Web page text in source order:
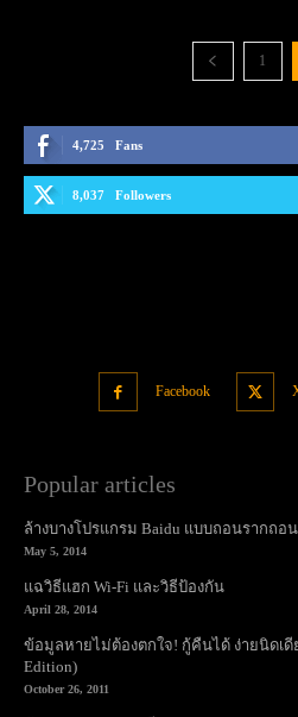
1
4,725 Fans
8,037 Followers
Facebook
Popular articles
ล้างบางโปรแกรม Baidu แบบถอนรากถอ
May 5, 2014
แฉวิธีแฮก Wi-Fi และวิธีป้องกัน
April 28, 2014
ข้อมูลหายไม่ต้องตกใจ! กู้คืนได้ ง่ายนิดเดีย
Edition)
October 26, 2011